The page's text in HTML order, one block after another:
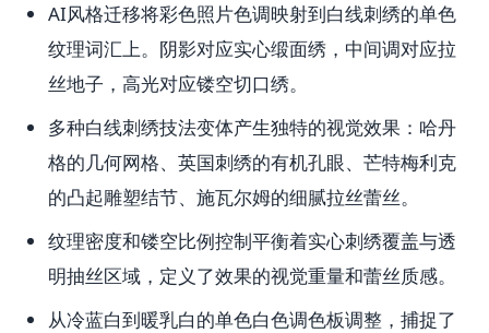
AI风格迁移将彩色照片色调映射到白线刺绣的单色
纹理词汇上。阴影对应实心缎面绣，中间调对应拉
丝地子，高光对应镂空切口绣。
多种白线刺绣技法变体产生独特的视觉效果：哈丹
格的几何网格、英国刺绣的有机孔眼、芒特梅利克
的凸起雕塑结节、施瓦尔姆的细腻拉丝蕾丝。
纹理密度和镂空比例控制平衡着实心刺绣覆盖与透
明抽丝区域，定义了效果的视觉重量和蕾丝质感。
从冷蓝白到暖乳白的单色白色调色板调整，捕捉了